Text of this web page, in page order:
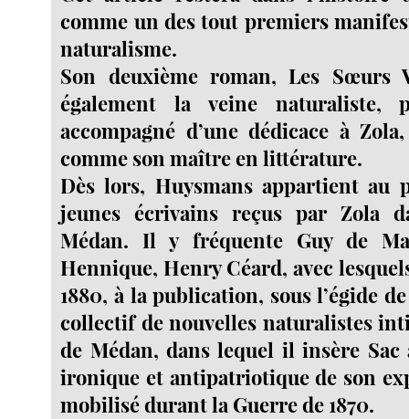
comme un des tout premiers
naturalisme.
Son deuxième roman, Les Sœurs
également la veine naturaliste,
accompagné d’une dédicace à
comme son maître en littérature.
Dès lors, Huysmans appartient au
jeunes écrivains reçus par Zola
Médan. Il y fréquente Guy de
Hennique, Henry Céard, avec
1880, à la publication, sous l’égide
collectif de nouvelles naturalistes
de Médan, dans lequel il insère
ironique et antipatriotique de son
mobilisé durant la Guerre de 1870.